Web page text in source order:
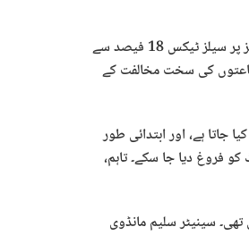
اسلام آباد: نائب وزیراعظم اور وزیر خارجہ سینیٹر اسحاق ڈار نے اعلان کیا ہے کہ حکومت نے سولر پینلز پر سیلز ٹیکس 18 فیصد سے
جماعتوں کی سخت مخالفت کے
سولر سسٹمز کے لیے 46 فیصد سامان درآمد کیا جاتا ہے، اور ابتدائی طور
مینوفیکچرنگ کو فروغ دیا جا سکے۔ تاہم،
سینیٹر سلیم مانڈوی